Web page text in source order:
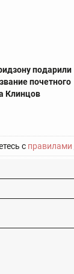
подарили
почетного
Клинцов
с правилами